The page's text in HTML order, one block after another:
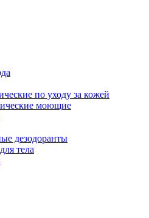
по уходу за кожей
моющие
дезодоранты
тела